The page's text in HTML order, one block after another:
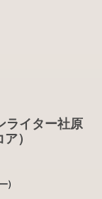
ライター社原
）
)